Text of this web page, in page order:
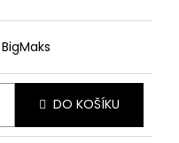
BigMaks
DO KOŠÍKU